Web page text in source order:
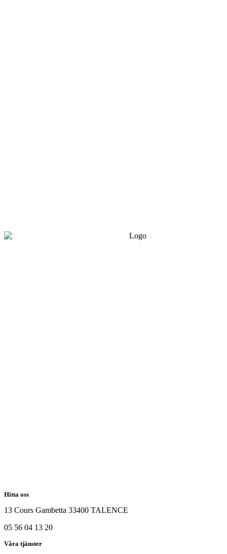
Hitta oss
13 Cours Gambetta 33400 TALENCE
05 56 04 13 20
Våra tjänster